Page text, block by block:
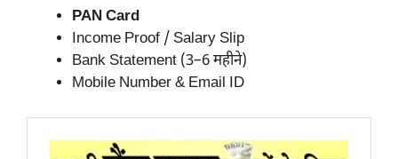
PAN Card
Income Proof / Salary Slip
Bank Statement (3–6 महीने)
Mobile Number & Email ID